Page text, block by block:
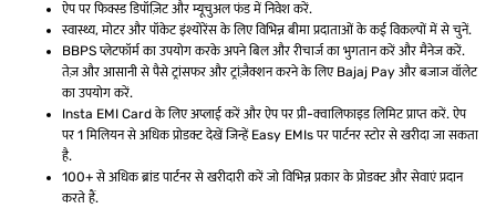
ऐप पर फिक्स्ड डिपॉज़िट और म्यूचुअल फंड में निवेश करें.
स्वास्थ्य, मोटर और पॉकेट इंश्योरेंस के लिए विभिन्न बीमा प्रदाताओं के कई विकल्पों में से चुनें.
BBPS प्लेटफॉर्म का उपयोग करके अपने बिल और रीचार्ज का भुगतान करें और मैनेज करें.
तेज़ और आसानी से पैसे ट्रांसफर और ट्रांज़ैक्शन करने के लिए Bajaj Pay और बजाज वॉलेट
का उपयोग करें.
Insta EMI Card के लिए अप्लाई करें और ऐप पर प्री-क्वालिफाइड लिमिट प्राप्त करें. ऐप
पर 1 मिलियन से अधिक प्रोडक्ट देखें जिन्हें Easy EMIs पर पार्टनर स्टोर से खरीदा जा सकता
है.
100+ से अधिक ब्रांड पार्टनर से खरीदारी करें जो विभिन्न प्रकार के प्रोडक्ट और सेवाएं प्रदान
करते हैं.